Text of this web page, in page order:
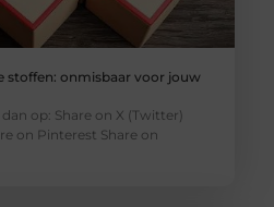
stoffen: onmisbaar voor jouw
op: Share on X (Twitter)
on Pinterest Share on